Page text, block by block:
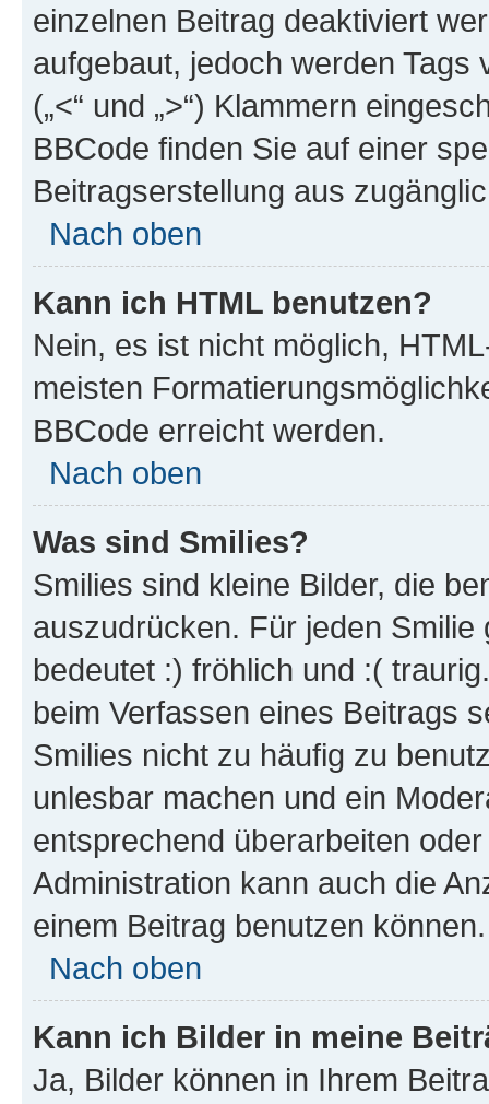
einzelnen Beitrag deaktiviert
aufgebaut, jedoch werden Tags
(„<“ und „>“) Klammern
BBCode finden Sie auf einer
Beitragserstellung aus
Nach oben
Kann ich HTML benutzen?
Nein, es ist nicht möglich,
meisten
BBCode erreicht werden.
Nach oben
Was sind Smilies?
Smilies sind kleine Bilder, die
auszudrücken. Für jeden
bedeutet :) fröhlich und :(
beim Verfassen eines Beitrags
Smilies nicht zu häufig zu
unlesbar machen und ein
entsprechend überarbeiten
Administration kann auch die
einem Beitrag benutzen können.
Nach oben
Kann ich Bilder in meine
Ja, Bilder können in Ihrem